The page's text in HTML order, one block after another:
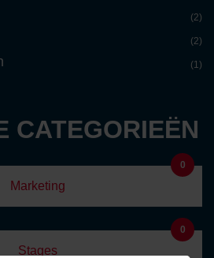
(2)
(2)
(1)
CATEGORIEËN
Marketing
0
Stages
0